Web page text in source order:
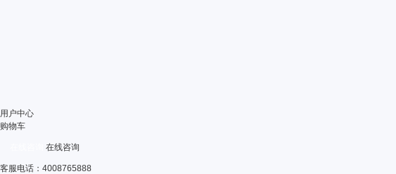
用户中心
购物车
在线咨询
客服电话：4008765888